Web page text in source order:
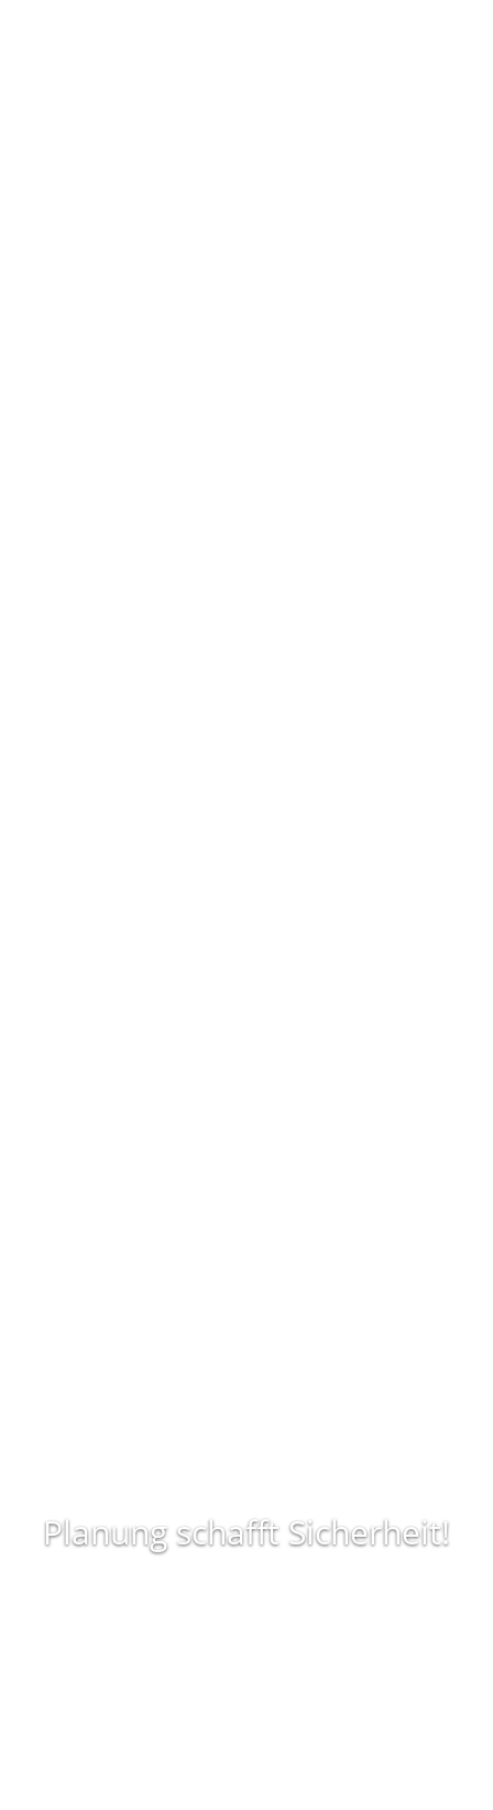
Planung schafft Sicherheit!